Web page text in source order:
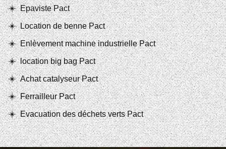
Epaviste Pact
Location de benne Pact
Enlèvement machine industrielle Pact
location big bag Pact
Achat catalyseur Pact
Ferrailleur Pact
Evacuation des déchets verts Pact